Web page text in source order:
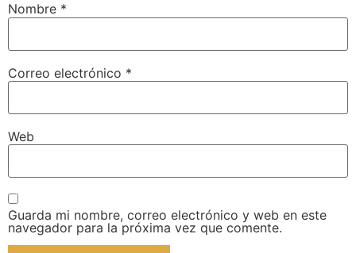
Nombre *
Correo electrónico *
Web
Guarda mi nombre, correo electrónico y web en este
navegador para la próxima vez que comente.